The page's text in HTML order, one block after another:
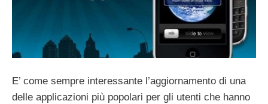
E’ come sempre interessante l’aggiornamento di una
delle applicazioni più popolari per gli utenti che hanno